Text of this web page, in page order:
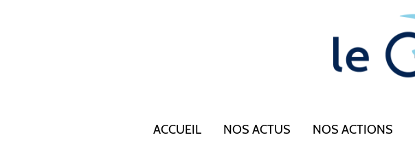
ACCUEIL NOS ACTUS NOS ACTIONS